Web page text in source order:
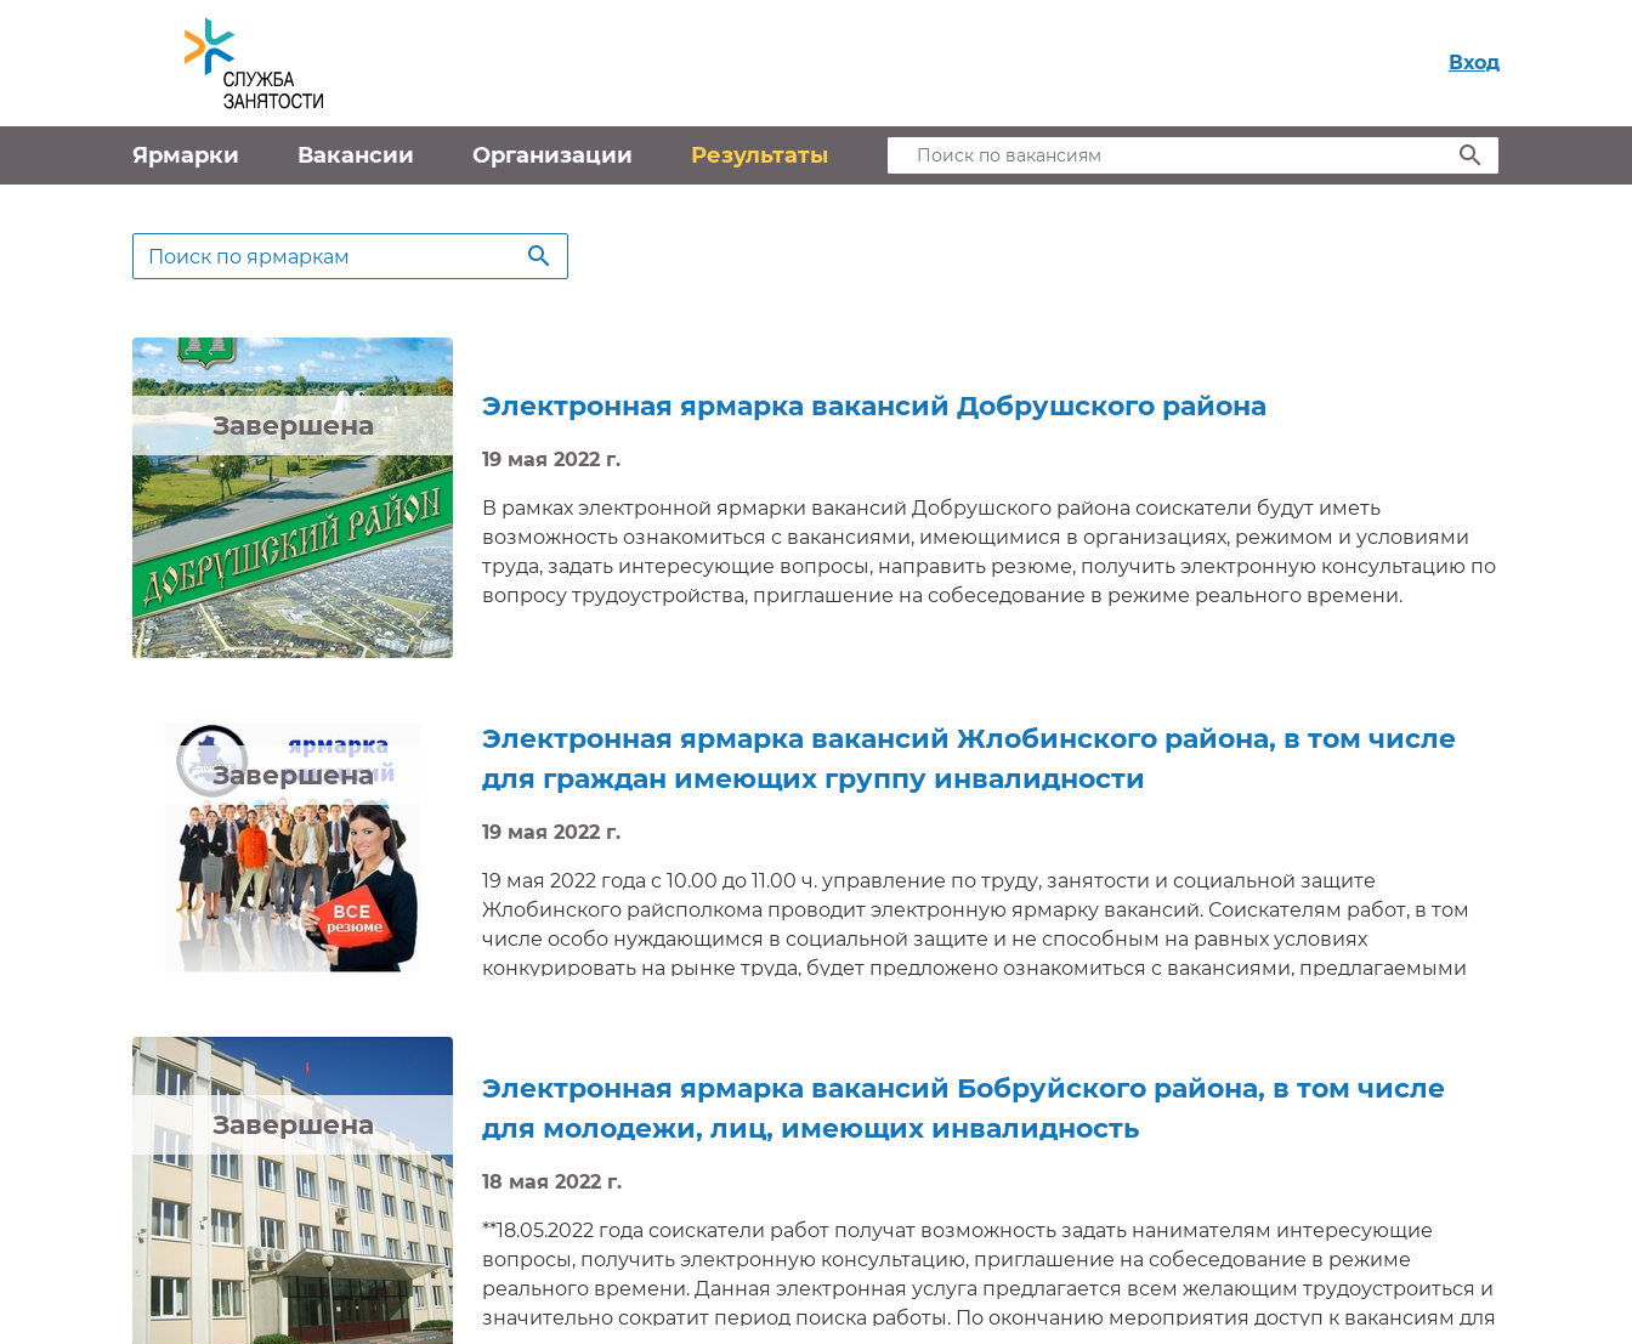
Вход
Ярмарки Вакансии Организации Результаты Поиск по вакансиям
Результаты ярмарок
Поиск по ярмаркам
Завершена
Электронная ярмарка вакансий Добрушского района
19 мая 2022 г.
В рамках электронной ярмарки вакансий Добрушского района соискатели будут иметь
возможность ознакомиться с вакансиями, имеющимися в организациях, режимом и условиями
труда, задать интересующие вопросы, направить резюме, получить электронную консультацию по
вопросу трудоустройства, приглашение на собеседование в режиме реального времени.
Завершена
Электронная ярмарка вакансий Жлобинского района, в том числе
для граждан имеющих группу инвалидности
19 мая 2022 г.
19 мая 2022 года с 10.00 до 11.00 ч. управление по труду, занятости и социальной защите
Жлобинского райсполкома проводит электронную ярмарку вакансий. Соискателям работ, в том
числе особо нуждающимся в социальной защите и не способным на равных условиях
конкурировать на рынке труда, будет предложено ознакомиться с вакансиями, предлагаемыми
Завершена
Электронная ярмарка вакансий Бобруйского района, в том числе
для молодежи, лиц, имеющих инвалидность
18 мая 2022 г.
**18.05.2022 года соискатели работ получат возможность задать нанимателям интересующие
вопросы, получить электронную консультацию, приглашение на собеседование в режиме
реального времени. Данная электронная услуга предлагается всем желающим трудоустроиться и
значительно сократит период поиска работы. По окончанию мероприятия доступ к вакансиям для